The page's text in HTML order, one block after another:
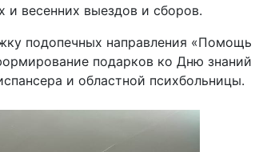
и весенних выездов и сборов.
подопечных направления «Помощь
подарков ко Дню знаний
и областной психбольницы.